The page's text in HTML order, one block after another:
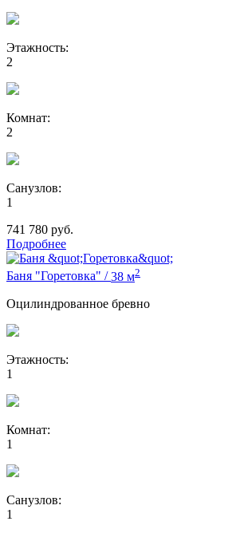
Этажность:
2
Комнат:
2
Санузлов:
1
741 780 руб.
Подробнее
Баня "Горетовка" /38 м2
Оцилиндрованное бревно
Этажность:
1
Комнат:
1
Санузлов:
1